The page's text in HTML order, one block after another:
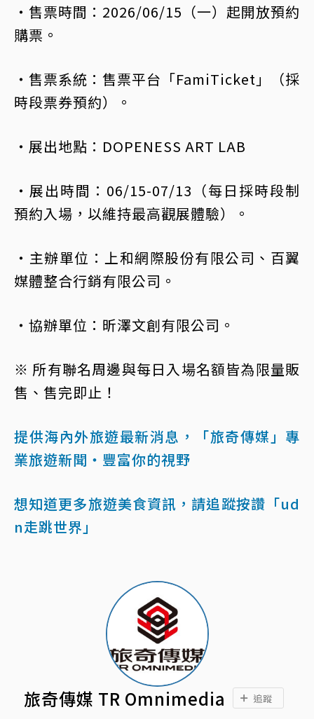
・售票時間：2026/06/15（一）起開放預約
購票。
・售票系統：售票平台「FamiTicket」（採
時段票券預約）。
・展出地點：DOPENESS ART LAB
・展出時間：06/15-07/13（每日採時段制
預約入場，以維持最高觀展體驗）。
・主辦單位：上和網際股份有限公司、百翼
媒體整合行銷有限公司。
・協辦單位：昕澤文創有限公司。
※ 所有聯名周邊與每日入場名額皆為限量販
售、售完即止！
提供海內外旅遊最新消息，「旅奇傳媒」專
業旅遊新聞‧豐富你的視野
想知道更多旅遊美食資訊，請追蹤按讚「ud
n走跳世界」
旅奇傳媒 TR Omnimedia 追蹤